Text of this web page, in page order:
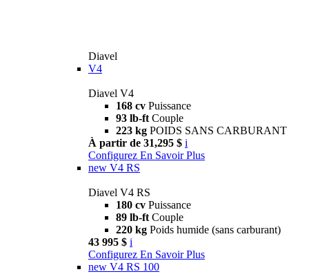
Diavel
V4
Diavel V4
168 cv Puissance
93 lb-ft Couple
223 kg POIDS SANS CARBURANT
À partir de 31,295 $ i
Configurez En Savoir Plus
new V4 RS
Diavel V4 RS
180 cv Puissance
89 lb-ft Couple
220 kg Poids humide (sans carburant)
43 995 $ i
Configurez En Savoir Plus
new V4 RS 100